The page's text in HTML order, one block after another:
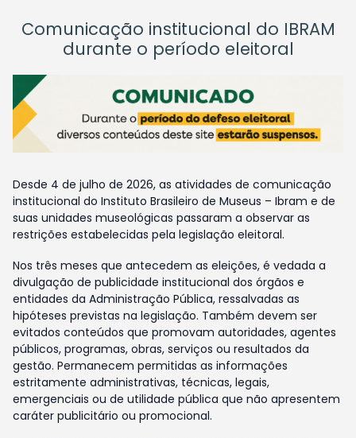
Comunicação institucional do IBRAM
durante o período eleitoral
Desde 4 de julho de 2026, as atividades de comunicação
institucional do Instituto Brasileiro de Museus – Ibram e de
suas unidades museológicas passaram a observar as
restrições estabelecidas pela legislação eleitoral.
Nos três meses que antecedem as eleições, é vedada a
divulgação de publicidade institucional dos órgãos e
entidades da Administração Pública, ressalvadas as
hipóteses previstas na legislação. Também devem ser
evitados conteúdos que promovam autoridades, agentes
públicos, programas, obras, serviços ou resultados da
gestão. Permanecem permitidas as informações
estritamente administrativas, técnicas, legais,
emergenciais ou de utilidade pública que não apresentem
caráter publicitário ou promocional.